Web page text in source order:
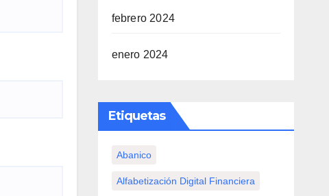
febrero 2024
enero 2024
Etiquetas
Abanico
Alfabetización Digital Financiera